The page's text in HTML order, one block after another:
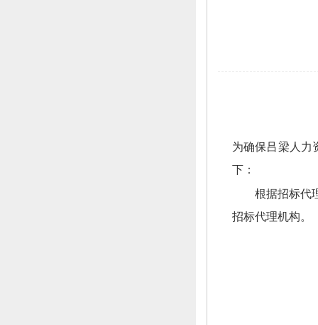
为确保吕梁人力
下：
根据招标代
招标代理机构。